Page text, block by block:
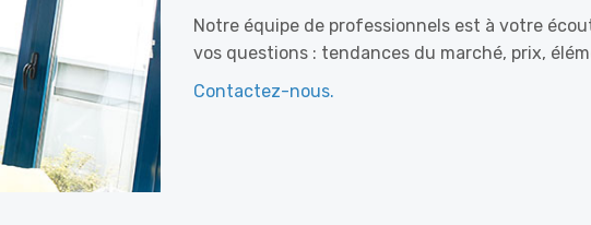
Notre équipe de professionnels est à votre
vos questions : tendances du marché, prix,
Contactez-nous.